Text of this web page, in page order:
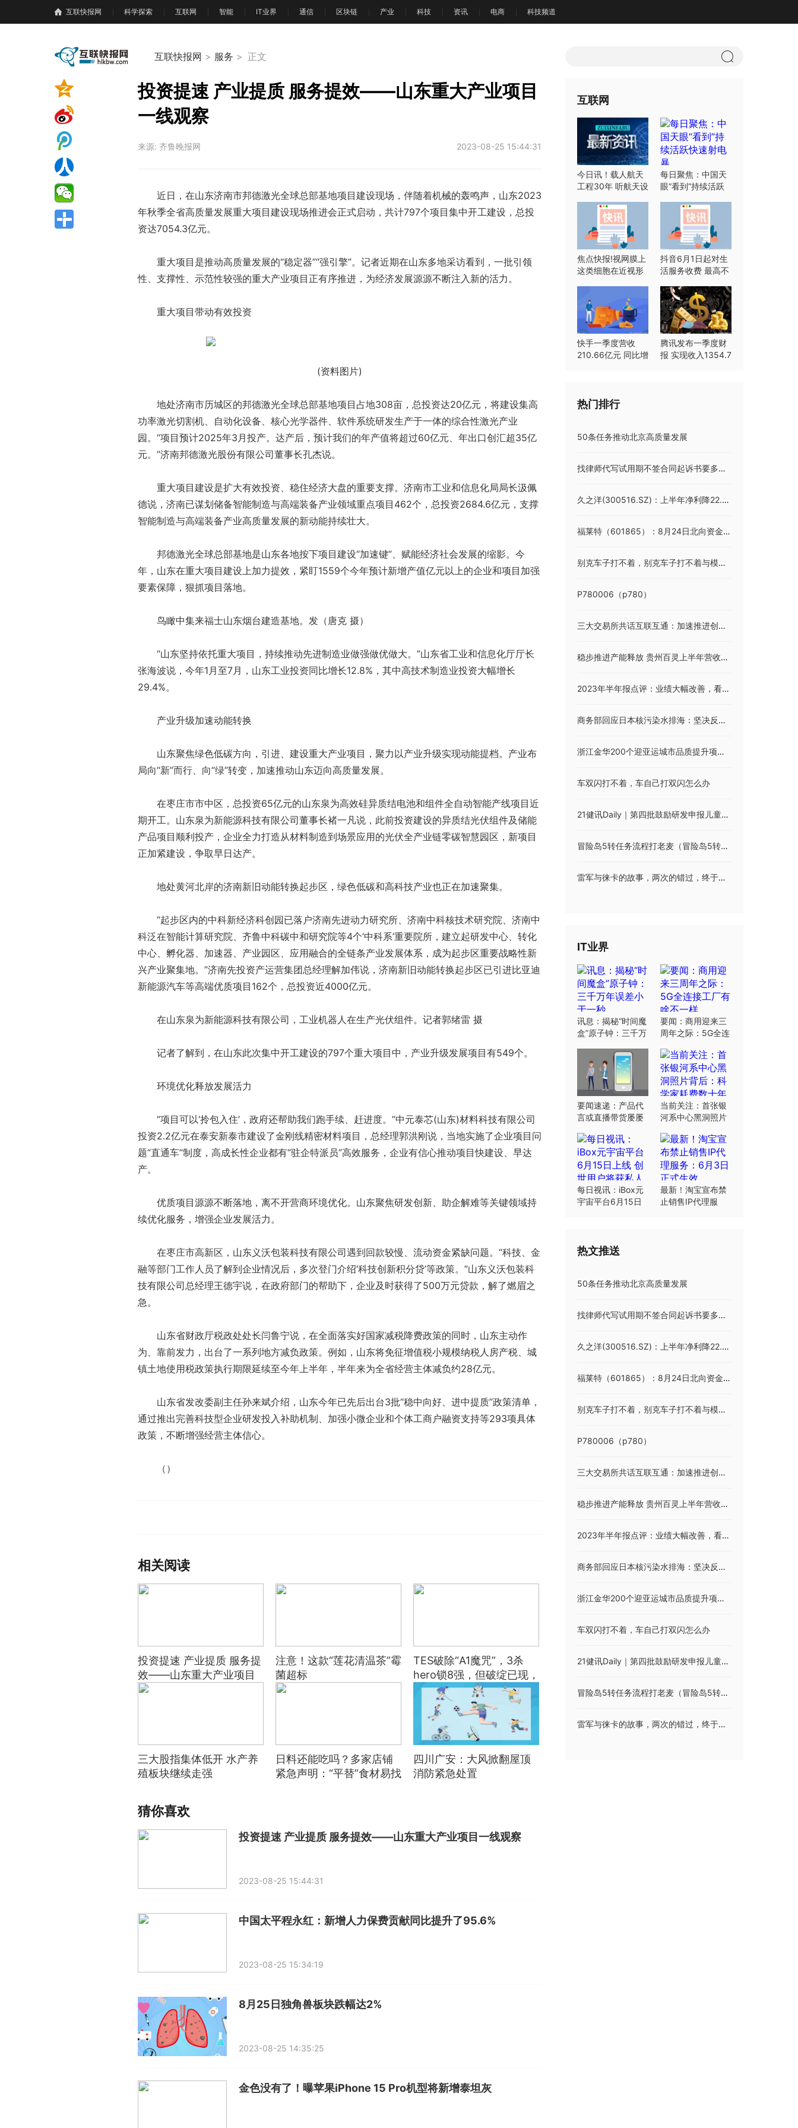
互联快报网 科学探索 互联网 智能 IT业界 通信 区块链 产业 科技 资讯 电商 科技频道
互联快报网 > 服务 > 正文
投资提速 产业提质 服务提效——山东重大产业项目
一线观察
来源: 齐鲁晚报网 2023-08-25 15:44:31
近日，在山东济南市邦德激光全球总部基地项目建设现场，伴随着机械的轰鸣声，山东2023
年秋季全省高质量发展重大项目建设现场推进会正式启动，共计797个项目集中开工建设，总投
资达7054.3亿元。
重大项目是推动高质量发展的“稳定器”“强引擎”。记者近期在山东多地采访看到，一批引领
性、支撑性、示范性较强的重大产业项目正有序推进，为经济发展源源不断注入新的活力。
重大项目带动有效投资
(资料图片)
地处济南市历城区的邦德激光全球总部基地项目占地308亩，总投资达20亿元，将建设集高
功率激光切割机、自动化设备、核心光学器件、软件系统研发生产于一体的综合性激光产业
园。“项目预计2025年3月投产。达产后，预计我们的年产值将超过60亿元、年出口创汇超35亿
元。”济南邦德激光股份有限公司董事长孔杰说。
重大项目建设是扩大有效投资、稳住经济大盘的重要支撑。济南市工业和信息化局局长汲佩
德说，济南已谋划储备智能制造与高端装备产业领域重点项目462个，总投资2684.6亿元，支撑
智能制造与高端装备产业高质量发展的新动能持续壮大。
邦德激光全球总部基地是山东各地按下项目建设“加速键”、赋能经济社会发展的缩影。今
年，山东在重大项目建设上加力提效，紧盯1559个今年预计新增产值亿元以上的企业和项目加强
要素保障，狠抓项目落地。
鸟瞰中集来福士山东烟台建造基地。发（唐克 摄）
“山东坚持依托重大项目，持续推动先进制造业做强做优做大。”山东省工业和信息化厅厅长
张海波说，今年1月至7月，山东工业投资同比增长12.8%，其中高技术制造业投资大幅增长
29.4%。
产业升级加速动能转换
山东聚焦绿色低碳方向，引进、建设重大产业项目，聚力以产业升级实现动能提档。产业布
局向“新”而行、向“绿”转变，加速推动山东迈向高质量发展。
在枣庄市市中区，总投资65亿元的山东泉为高效硅异质结电池和组件全自动智能产线项目近
期开工。山东泉为新能源科技有限公司董事长褚一凡说，此前投资建设的异质结光伏组件及储能
产品项目顺利投产，企业全力打造从材料制造到场景应用的光伏全产业链零碳智慧园区，新项目
正加紧建设，争取早日达产。
地处黄河北岸的济南新旧动能转换起步区，绿色低碳和高科技产业也正在加速聚集。
“起步区内的中科新经济科创园已落户济南先进动力研究所、济南中科核技术研究院、济南中
科泛在智能计算研究院、齐鲁中科碳中和研究院等4个‘中科系’重要院所，建立起研发中心、转化
中心、孵化器、加速器、产业园区、应用融合的全链条产业发展体系，成为起步区重要战略性新
兴产业聚集地。”济南先投资产运营集团总经理解加伟说，济南新旧动能转换起步区已引进比亚迪
新能源汽车等高端优质项目162个，总投资近4000亿元。
在山东泉为新能源科技有限公司，工业机器人在生产光伏组件。记者郭绪雷 摄
记者了解到，在山东此次集中开工建设的797个重大项目中，产业升级发展项目有549个。
环境优化释放发展活力
“项目可以‘拎包入住’，政府还帮助我们跑手续、赶进度。”中元泰芯(山东)材料科技有限公司
投资2.2亿元在泰安新泰市建设了金刚线精密材料项目，总经理郭洪刚说，当地实施了企业项目问
题“直通车”制度，高成长性企业都有“驻企特派员”高效服务，企业有信心推动项目快建设、早达
产。
优质项目源源不断落地，离不开营商环境优化。山东聚焦研发创新、助企解难等关键领域持
续优化服务，增强企业发展活力。
在枣庄市高新区，山东义沃包装科技有限公司遇到回款较慢、流动资金紧缺问题。“科技、金
融等部门工作人员了解到企业情况后，多次登门介绍‘科技创新积分贷’等政策。”山东义沃包装科
技有限公司总经理王德宇说，在政府部门的帮助下，企业及时获得了500万元贷款，解了燃眉之
急。
山东省财政厅税政处处长闫鲁宁说，在全面落实好国家减税降费政策的同时，山东主动作
为、靠前发力，出台了一系列地方减负政策。例如，山东将免征增值税小规模纳税人房产税、城
镇土地使用税政策执行期限延续至今年上半年，半年来为全省经营主体减负约28亿元。
山东省发改委副主任孙来斌介绍，山东今年已先后出台3批“稳中向好、进中提质”政策清单，
通过推出完善科技型企业研发投入补助机制、加强小微企业和个体工商户融资支持等293项具体
政策，不断增强经营主体信心。
（）
相关阅读
投资提速 产业提质 服务提
效——山东重大产业项目
一线观察
注意！这款“莲花清温茶”霉
菌超标
TES破除“A1魔咒”，3杀
hero锁8强，但破绽已现，
WB晋级压力不大
三大股指集体低开 水产养
殖板块继续走强
日料还能吃吗？多家店铺
紧急声明：“平替”食材易找
四川广安：大风掀翻屋顶
消防紧急处置
猜你喜欢
投资提速 产业提质 服务提效——山东重大产业项目一线观察
2023-08-25 15:44:31
中国太平程永红：新增人力保费贡献同比提升了95.6%
2023-08-25 15:34:19
8月25日独角兽板块跌幅达2%
2023-08-25 14:35:25
金色没有了！曝苹果iPhone 15 Pro机型将新增泰坦灰
互联网
今日讯！载人航天
工程30年 听航天设
每日聚焦：中国天
眼“看到”持续活跃
焦点快报!视网膜上
这类细胞在近视形
抖音6月1日起对生
活服务收费 最高不
快手一季度营收
210.66亿元 同比增
腾讯发布一季度财
报 实现收入1354.7
热门排行
50条任务推动北京高质量发展
找律师代写试用期不签合同起诉书要多少,收费标准明细
久之洋(300516.SZ)：上半年净利降22.28%至1723.798万元
福莱特（601865）：8月24日北向资金增持29.66万股
别克车子打不着，别克车子打不着与模块有没有关系
P780006（p780）
三大交易所共话互联互通：加速推进创新举措 打造多元国际化资本市场
稳步推进产能释放 贵州百灵上半年营收、净利增长超四成
2023年半年报点评：业绩大幅改善，看好GIS龙头开启第二成长曲线
商务部回应日本核污染水排海：坚决反对 强烈谴责
浙江金华200个迎亚运城市品质提升项目陆续收官
车双闪打不着，车自己打双闪怎么办
21健讯Daily｜第四批鼓励研发申报儿童药品清单出炉；市场监管总局曝光12起涉医药领域广告违法案例
冒险岛5转任务流程打老麦（冒险岛5转任务流程）
雷军与徕卡的故事，两次的错过，终于结出胜利的果实
IT业界
讯息：揭秘“时间魔
盒”原子钟：三千万
要闻：商用迎来三
周年之际：5G全连
要闻速递：产品代
言或直播带货屡屡
弦明星要绷紧
当前关注：首张银
河系中心黑洞照片
数十年研究
每日视讯：iBox元
宇宙平台6月15日
最新！淘宝宣布禁
止销售IP代理服
热文推送
50条任务推动北京高质量发展
找律师代写试用期不签合同起诉书要多少,收费标准明细
久之洋(300516.SZ)：上半年净利降22.28%至1723.798万元
福莱特（601865）：8月24日北向资金增持29.66万股
别克车子打不着，别克车子打不着与模块有没有关系
P780006（p780）
三大交易所共话互联互通：加速推进创新举措 打造多元国际化资本市场
稳步推进产能释放 贵州百灵上半年营收、净利增长超四成
2023年半年报点评：业绩大幅改善，看好GIS龙头开启第二成长曲线
商务部回应日本核污染水排海：坚决反对 强烈谴责
浙江金华200个迎亚运城市品质提升项目陆续收官
车双闪打不着，车自己打双闪怎么办
21健讯Daily｜第四批鼓励研发申报儿童药品清单出炉；市场监管总局曝光12起涉医药领域广告违法案例
冒险岛5转任务流程打老麦（冒险岛5转任务流程）
雷军与徕卡的故事，两次的错过，终于结出胜利的果实